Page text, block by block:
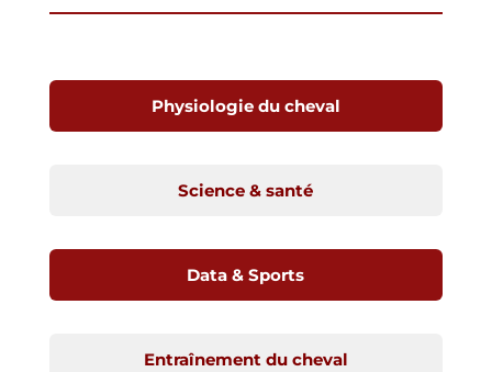
Physiologie du cheval
Science & santé
Data & Sports
Entraînement du cheval